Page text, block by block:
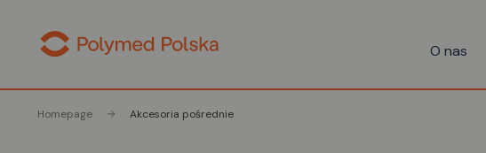
O nas
Homepage Akcesoria pośrednie